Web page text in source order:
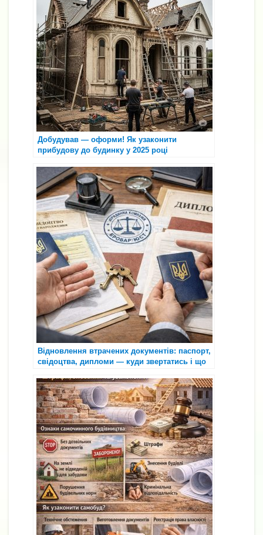
Добудував — оформи! Як узаконити
прибудову до будинку у 2025 році
Відновлення втрачених документів: паспорт,
свідоцтва, дипломи — куди звертатись і що